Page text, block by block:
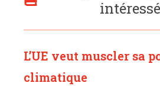
L’UE veut muscler sa
climatique